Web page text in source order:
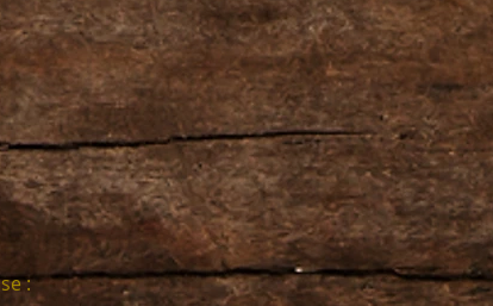
: